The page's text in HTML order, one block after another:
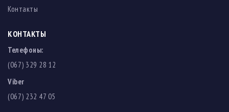
Контакты
КОНТАКТЫ
Телефоны:
(067) 329 28 12
Viber
(067) 232 47 05